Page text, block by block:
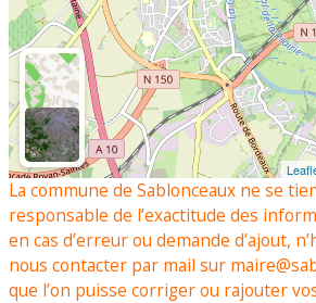
La commune de Sablonceaux ne se
responsable de l’exactitude des
en cas d’erreur ou demande d’ajout,
nous contacter par mail sur
que l’on puisse corriger ou rajouter